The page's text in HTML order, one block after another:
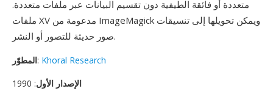
متعددة أو فائقة الطيفية دون تقسيم البيانات عبر ملفات متعددة.
ملفات XV مدعومة من ImageMagick ويمكن تحويلها إلى تنسيقات
صور حديثة للتصور أو النشر.
المطوّر: Khoral Research
الإصدار الأول: 1990